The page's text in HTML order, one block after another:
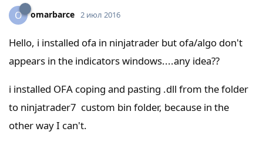
O omarbarce 2 июл 2016
Hello, i installed ofa in ninjatrader but ofa/algo don't
appears in the indicators windows....any idea??
i installed OFA coping and pasting .dll from the folder
to ninjatrader7 custom bin folder, because in the
other way I can't.